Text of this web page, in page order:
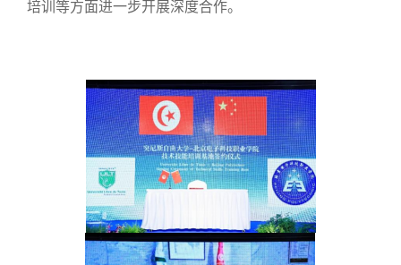
培训等方面进一步开展深度合作。